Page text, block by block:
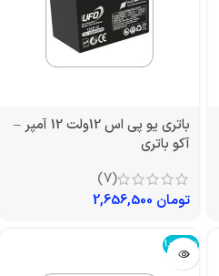
باتری یو پی اس 12ولت 12 آمپر –
آکو باتری
(7)
تومان
تمام شد!